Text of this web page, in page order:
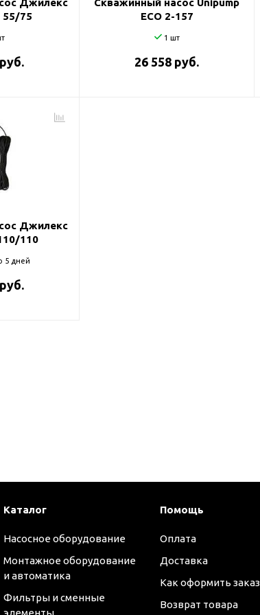
Джилекс
75
Скважинный насос Unipump
ECO 2-157
1 шт
26 558 руб.
Джилекс
110
5 дней
Каталог
Насосное оборудование
Монтажное оборудование
и автоматика
Фильтры и сменные
элементы
Помощь
Оплата
Доставка
Как оформить заказ
Возврат товара